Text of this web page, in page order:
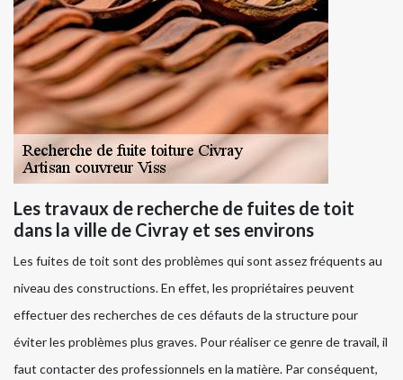
Les travaux de recherche de fuites de toit
dans la ville de Civray et ses environs
Les fuites de toit sont des problèmes qui sont assez fréquents au
niveau des constructions. En effet, les propriétaires peuvent
effectuer des recherches de ces défauts de la structure pour
éviter les problèmes plus graves. Pour réaliser ce genre de travail, il
faut contacter des professionnels en la matière. Par conséquent,